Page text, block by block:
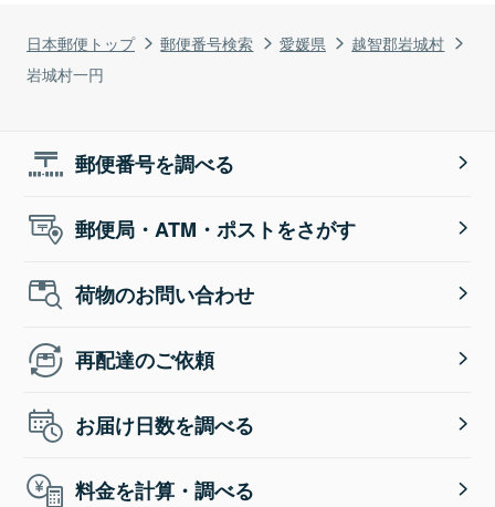
日本郵便トップ 郵便番号検索 愛媛県
越智郡岩城村
岩城村一円
郵便番号を調べる
郵便局・ATM・ポストをさがす
荷物のお問い合わせ
再配達のご依頼
お届け日数を調べる
料金を計算・調べる